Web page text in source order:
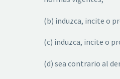
(b) induzca, incite o
(c) induzca, incite o
(d) sea contrario al